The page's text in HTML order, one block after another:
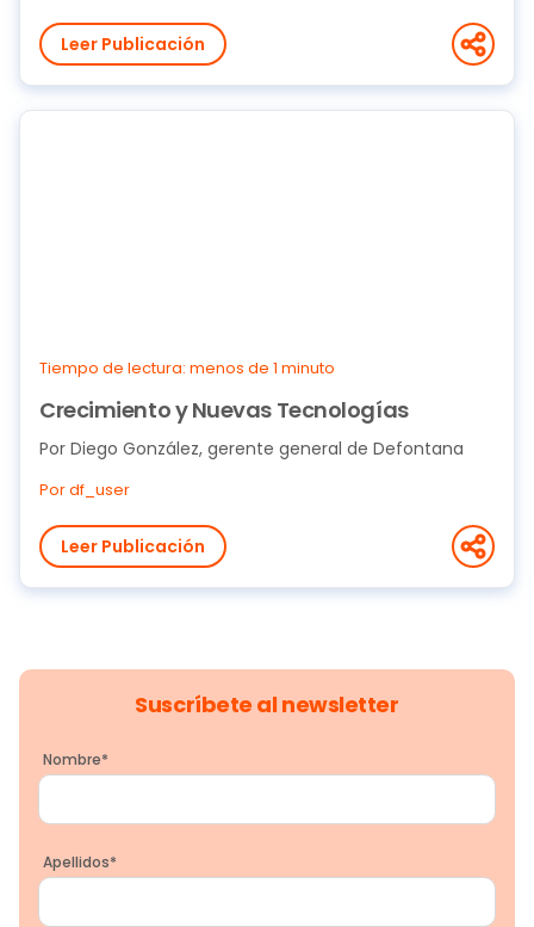
Leer Publicación
Tiempo de lectura: menos de 1 minuto
Crecimiento y Nuevas Tecnologías
Por Diego González, gerente general de Defontana
Por df_user
Leer Publicación
Suscríbete al newsletter
Nombre*
Apellidos*